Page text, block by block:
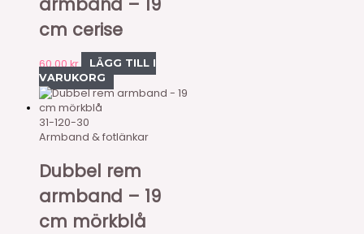
armband – 19
cm cerise
60,00kr
LÄGG TILL I
VARUKORG
31-120-30
Armband & fotlänkar
Dubbel rem
armband – 19
cm mörkblå